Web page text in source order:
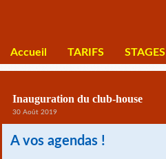
Accueil TARIFS STAGES
Inauguration du club-house
30 Août 2019
A vos agendas !